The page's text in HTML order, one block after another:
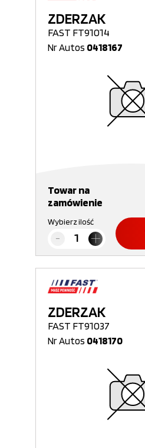
ZDERZAK
FAST FT91014
Nr Autos 0418167
Towar na
zamówienie
Wybierz ilość
ZDERZAK
FAST FT91037
Nr Autos 0418170